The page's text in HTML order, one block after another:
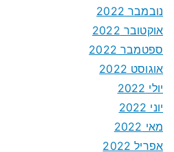
נובמבר 2022
אוקטובר 2022
ספטמבר 2022
אוגוסט 2022
יולי 2022
יוני 2022
מאי 2022
אפריל 2022